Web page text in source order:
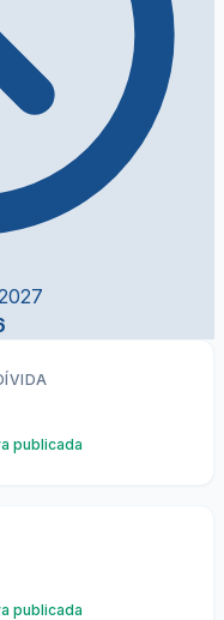
publicada
publicada